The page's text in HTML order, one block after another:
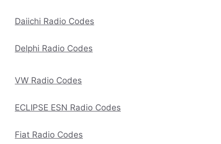
Daiichi Radio Codes
Delphi Radio Codes
VW Radio Codes
ECLIPSE ESN Radio Codes
Fiat Radio Codes